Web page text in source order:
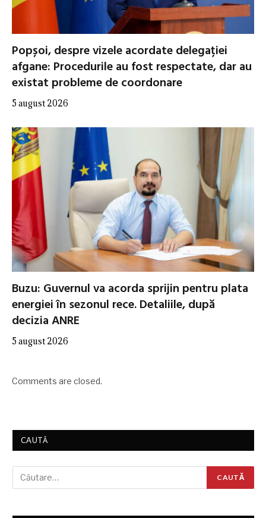
Popșoi, despre vizele acordate delegației
afgane: Procedurile au fost respectate, dar au
existat probleme de coordonare
5 august 2026
Buzu: Guvernul va acorda sprijin pentru plata
energiei în sezonul rece. Detaliile, după
decizia ANRE
5 august 2026
Comments are closed.
CAUTĂ